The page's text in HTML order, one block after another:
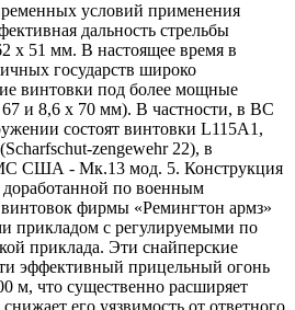
условий применения
дальность стрельбы
х 51 мм. В настоящее время в
государств широко
винтовки под более мощные
и 8,6 х 70 мм). В частности, в ВС
состоят винтовки L115A1,
zengewehr 22), в
США - Мк.13 мод. 5. Конструкция
доработанной по военным
фирмы «Ремингтон армз»
прикладом с регулируемыми по
приклада. Эти снайперские
эффективный прицельный огонь
м, что существенно расширяет
его уязвимость от ответного